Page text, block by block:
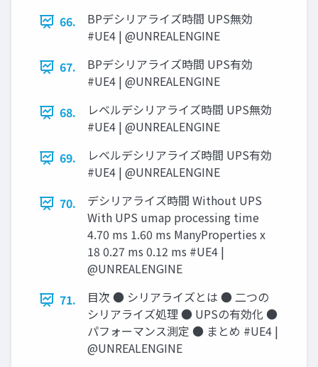
66.
BPデシリアライズ時間 UPS無効
#UE4 | @UNREALENGINE
67.
BPデシリアライズ時間 UPS有効
#UE4 | @UNREALENGINE
68.
レベルデシリアライズ時間 UPS無効
#UE4 | @UNREALENGINE
69.
レベルデシリアライズ時間 UPS有効
#UE4 | @UNREALENGINE
70.
デシリアライズ時間 Without UPS
With UPS umap processing time
4.70 ms 1.60 ms ManyProperties x
18 0.27 ms 0.12 ms #UE4 |
@UNREALENGINE
71.
目次 ● シリアライズとは ● 二つの
シリアライズ処理 ● UPSの有効化 ●
パフォーマンス測定 ● まとめ #UE4 |
@UNREALENGINE